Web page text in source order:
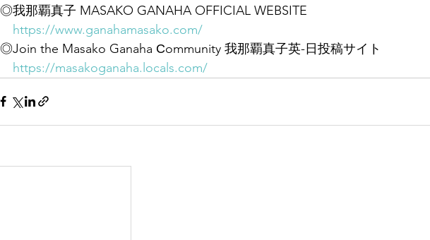
◎我那覇真子 MASAKO GANAHA OFFICIAL WEBSITE
https://www.ganahamasako.com/
◎Join the Masako Ganaha Сommunity 我那覇真子英-日投稿サイト
https://masakoganaha.locals.com/